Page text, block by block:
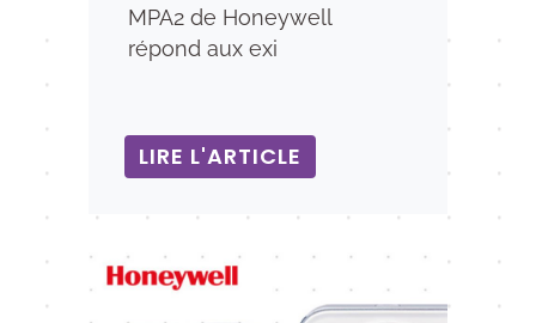
MPA2 de Honeywell
répond aux exi
LIRE L'ARTICLE